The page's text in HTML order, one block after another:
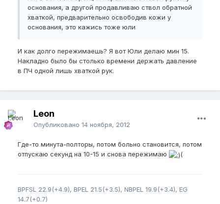
основания, а другой продавливаю ствол обратной
хваткой, предварительно освободив кожи у
основания, это кажись тоже юли
И как долго пережимаешь? Я вот Юли делаю мин 15.
Накладно было бы столько времени держать давление
в ПЧ одной лишь хваткой рук.
Leon
Опубликовано 14 ноября, 2012
Где-то минута-полторы, потом больно становится, потом
отпускаю секунд на 10-15 и снова пережимаю
(
BPFSL 22.9(+4.9), BPEL 21.5(+3.5), NBPEL 19.9(+3.4), EG
14.7(+0.7)